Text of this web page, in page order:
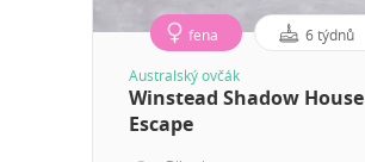
fena 6 týdnů
Australský ovčák
Winstead Shadow House
Escape